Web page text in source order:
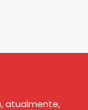
atualmente,